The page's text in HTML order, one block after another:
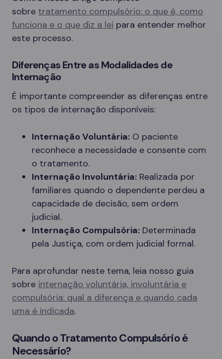
sobre tratamento compulsório: o que é, como
funciona e o que diz a lei para entender melhor
este processo.
Diferenças Entre as Modalidades de
Internação
É importante compreender as diferenças entre
os tipos de internação disponíveis:
Internação Voluntária: O paciente
reconhece a necessidade e consente com
o tratamento.
Internação Involuntária: Realizada por
familiares quando o dependente perdeu a
capacidade de decisão, sem ordem
judicial.
Internação Compulsória: Determinada
pela Justiça, com ordem judicial formal.
Para aprofundar neste tema, leia nosso guia
sobre internação voluntária, involuntária e
compulsória: qual a diferença e quando cada
uma é indicada.
Quando o Tratamento Compulsório é
Necessário?